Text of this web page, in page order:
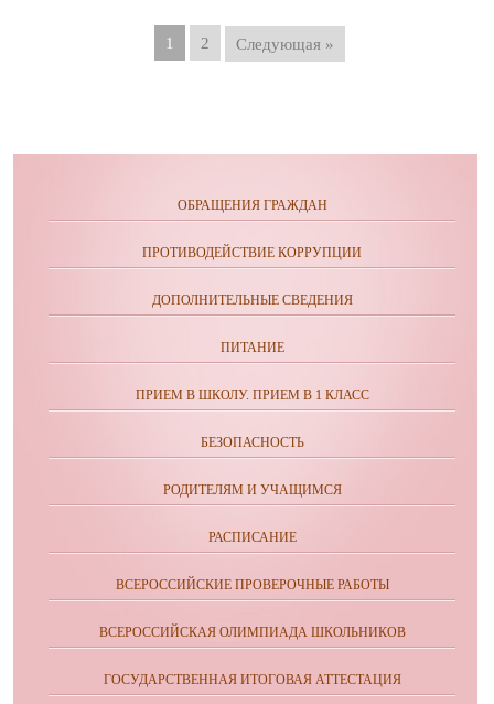
1 2 Следующая »
ОБРАЩЕНИЯ ГРАЖДАН
ПРОТИВОДЕЙСТВИЕ КОРРУПЦИИ
ДОПОЛНИТЕЛЬНЫЕ СВЕДЕНИЯ
ПИТАНИЕ
ПРИЕМ В ШКОЛУ. ПРИЕМ В 1 КЛАСС
БЕЗОПАСНОСТЬ
РОДИТЕЛЯМ И УЧАЩИМСЯ
РАСПИСАНИЕ
ВСЕРОССИЙСКИЕ ПРОВЕРОЧНЫЕ РАБОТЫ
ВСЕРОССИЙСКАЯ ОЛИМПИАДА ШКОЛЬНИКОВ
ГОСУДАРСТВЕННАЯ ИТОГОВАЯ АТТЕСТАЦИЯ